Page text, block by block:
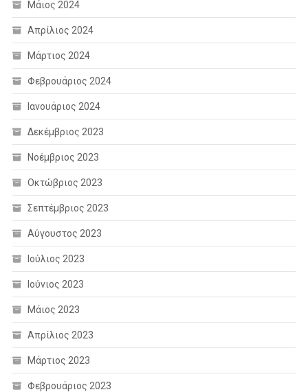
Μάιος 2024
Απρίλιος 2024
Μάρτιος 2024
Φεβρουάριος 2024
Ιανουάριος 2024
Δεκέμβριος 2023
Νοέμβριος 2023
Οκτώβριος 2023
Σεπτέμβριος 2023
Αύγουστος 2023
Ιούλιος 2023
Ιούνιος 2023
Μάιος 2023
Απρίλιος 2023
Μάρτιος 2023
Φεβρουάριος 2023